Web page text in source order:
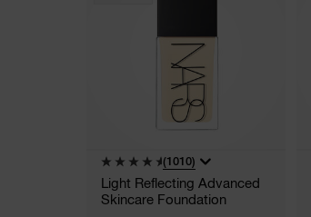
(1010)
Light Reflecting Advanced
Skincare Foundation